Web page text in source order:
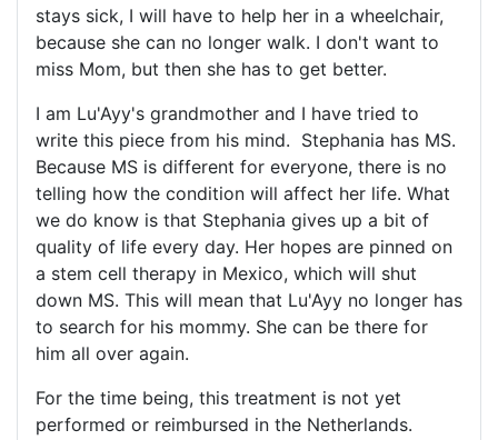
stays sick, I will have to help her in a wheelchair,
because she can no longer walk. I don't want to
miss Mom, but then she has to get better.
I am Lu'Ayy's grandmother and I have tried to
write this piece from his mind. Stephania has MS.
Because MS is different for everyone, there is no
telling how the condition will affect her life. What
we do know is that Stephania gives up a bit of
quality of life every day. Her hopes are pinned on
a stem cell therapy in Mexico, which will shut
down MS. This will mean that Lu'Ayy no longer has
to search for his mommy. She can be there for
him all over again.
For the time being, this treatment is not yet
performed or reimbursed in the Netherlands.